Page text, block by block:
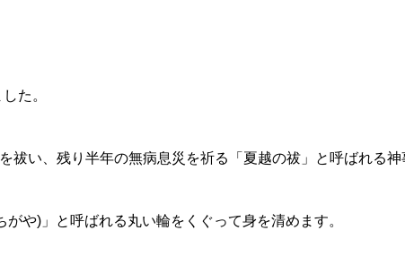
た。
祓い、残り半年の無病息災を祈る「夏越の祓」と呼ばれる
がや)」と呼ばれる丸い輪をくぐって身を清めます。